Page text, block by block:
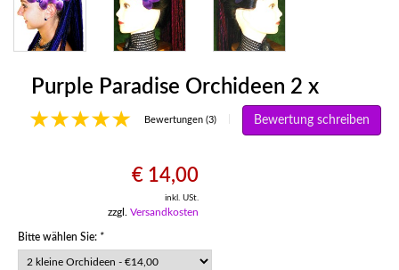
Purple Paradise Orchideen 2 x
Bewertungen (3) Bewertung schreiben
€ 14,00
inkl. USt.
zzgl. Versandkosten
Bitte wählen Sie: *